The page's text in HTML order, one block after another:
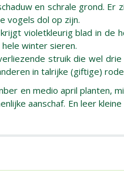
en schrale grond. Er
vogels dol op zijn.
violetkleurig blad in
winter sieren.
struik die wel
in talrijke (giftige)
en medio april
aanschaf. En leer